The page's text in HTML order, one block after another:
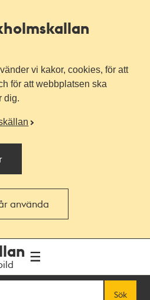
vi kakor, cookies, för att
för att webbplatsen ska
dig.
använda
Sök